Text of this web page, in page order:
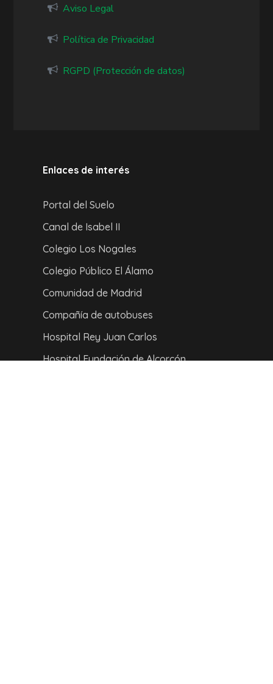
Aviso Legal
Política de Privacidad
RGPD (Protección de datos)
Enlaces de interés
Portal del Suelo
Canal de Isabel II
Colegio Los Nogales
Colegio Público El Álamo
Comunidad de Madrid
Compañía de autobuses
Hospital Rey Juan Carlos
Hospital Fundación de Alcorcón